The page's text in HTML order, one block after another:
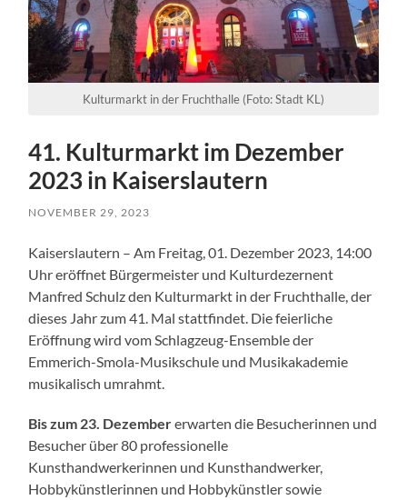
Kulturmarkt in der Fruchthalle (Foto: Stadt KL)
41. Kulturmarkt im Dezember
2023 in Kaiserslautern
NOVEMBER 29, 2023
Kaiserslautern – Am Freitag, 01. Dezember 2023, 14:00
Uhr eröffnet Bürgermeister und Kulturdezernent
Manfred Schulz den Kulturmarkt in der Fruchthalle, der
dieses Jahr zum 41. Mal stattfindet. Die feierliche
Eröffnung wird vom Schlagzeug-Ensemble der
Emmerich-Smola-Musikschule und Musikakademie
musikalisch umrahmt.
Bis zum 23. Dezembererwarten die Besucherinnen und
Besucher über 80 professionelle
Kunsthandwerkerinnen und Kunsthandwerker,
Hobbykünstlerinnen und Hobbykünstler sowie